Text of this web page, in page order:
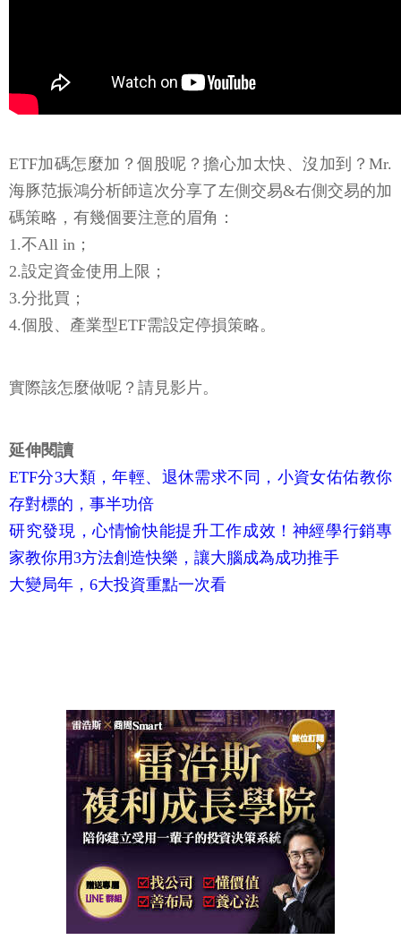
ETF加碼怎麼加？個股呢？擔心加太快、沒加到？Mr.
海豚范振鴻分析師這次分享了左側交易&右側交易的加
碼策略，有幾個要注意的眉角：
1.不All in；
2.設定資金使用上限；
3.分批買；
4.個股、產業型ETF需設定停損策略。
實際該怎麼做呢？請見影片。
延伸閱讀
ETF分3大類，年輕、退休需求不同，小資女佑佑教你
存對標的，事半功倍
研究發現，心情愉快能提升工作成效！神經學行銷專
家教你用3方法創造快樂，讓大腦成為成功推手
大變局年，6大投資重點一次看